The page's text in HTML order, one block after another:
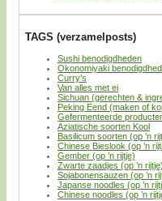
TAGS (verzamelposts)
Sushi benodigdheden
Okonomiyaki
Curry’s
Van alles met ei
Sichuan (gerechten &
Peking Eend (maken of
Gefermenteerde
Aziatische soorten Kool
Basilicum soorten (op ’n
Chinese Bieslook (op ’n
Gember (op ’n rijtje)
Zwarte zaadjes (op ’n rijtje)
Sojabonensauzen (op ’n
Japanse noodles (op ’n
Chinese noodles (op ’n